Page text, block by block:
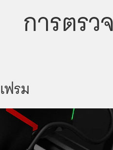
การตร
ฟรม